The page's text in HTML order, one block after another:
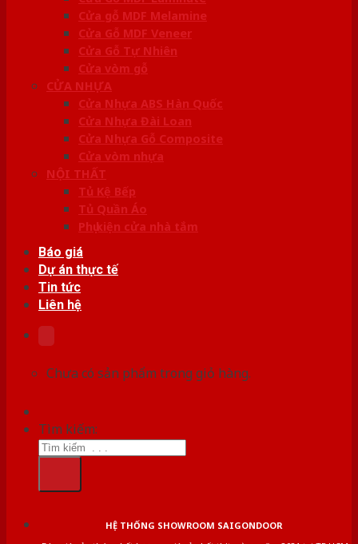
Cửa gỗ MDF Melamine
Cửa Gỗ MDF Veneer
Cửa Gỗ Tự Nhiên
Cửa vòm gỗ
CỬA NHỰA
Cửa Nhựa ABS Hàn Quốc
Cửa Nhựa Đài Loan
Cửa Nhựa Gỗ Composite
Cửa vòm nhựa
NỘI THẤT
Tủ Kệ Bếp
Tủ Quần Áo
Phụ kiện cửa nhà tắm
Báo giá
Dự án thực tế
Tin tức
Liên hệ
Chưa có sản phẩm trong giỏ hàng.
Tìm kiếm:
HỆ THỐNG SHOWROOM SAIGONDOOR